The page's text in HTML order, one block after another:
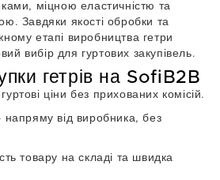
міцною еластичністю та
Завдяки якості обробки та
етапі виробництва гетри
вибір для гуртових закупівель.
гетрів на SofiB2B
гуртові ціни без прихованих комісій.
напряму від виробника, без
товару на складі та швидка